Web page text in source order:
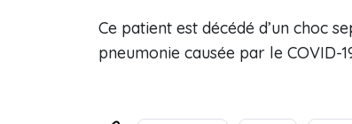
Ce patient est décédé d’un choc
pneumonie causée par le COVID-